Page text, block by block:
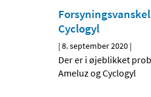
Cyclogyl
|8. september 2020 |
Der er i øjeblikket
Ameluz og Cyclogyl